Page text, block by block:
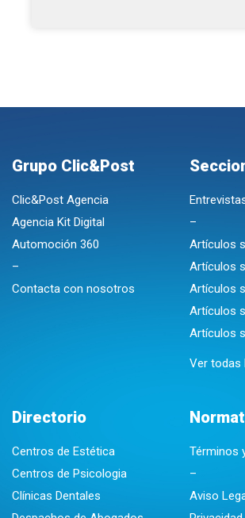
Grupo Clic&Post
Clic&Post Agencia
Agencia Kit Digital
Automoción 360
–
Contacta con nosotros
–
Artículos
Artículos
Artículos
Artículos
Artículos
Ver todas
Directorio
Centros de Estética
Centros de Psicologia
Clínicas Dentales
Términos
–
Aviso